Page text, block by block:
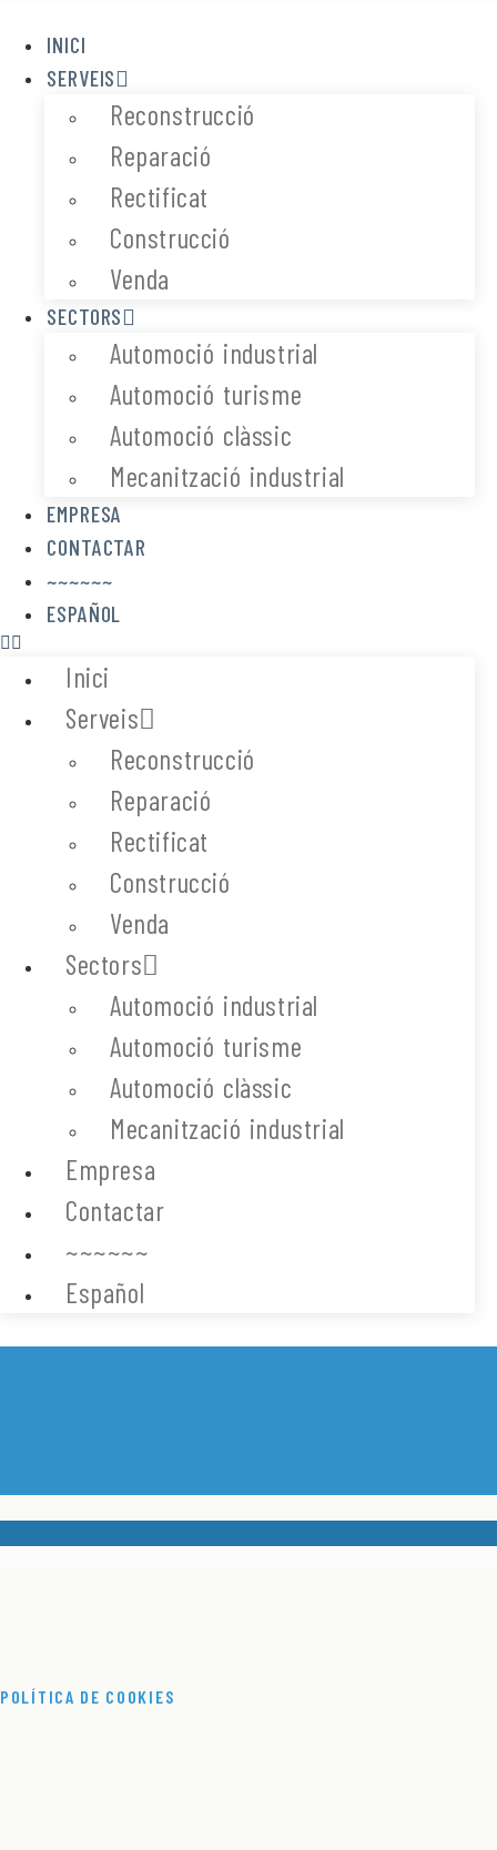
INICI
SERVEIS
Reconstrucció
Reparació
Rectificat
Construcció
Venda
SECTORS
Automoció industrial
Automoció turisme
Automoció clàssic
Mecanització industrial
EMPRESA
CONTACTAR
~~~~~~
ESPAÑOL
Inici
Serveis
Reconstrucció
Reparació
Rectificat
Construcció
Venda
Sectors
Automoció industrial
Automoció turisme
Automoció clàssic
Mecanització industrial
Empresa
Contactar
~~~~~~
Español
POLÍTICA DE COOKIES